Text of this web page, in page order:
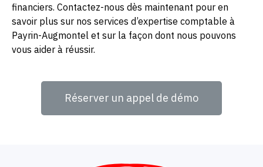
financiers. Contactez-nous dès maintenant pour en
savoir plus sur nos services d’expertise comptable à
Payrin-Augmontel et sur la façon dont nous pouvons
vous aider à réussir.
Réserver un appel de démo